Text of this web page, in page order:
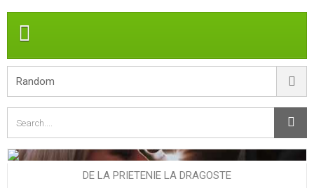
DE LA PRIETENIE LA DRAGOSTE